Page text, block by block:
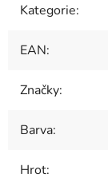
Kategorie:
EAN:
Značky:
Barva:
Hrot: